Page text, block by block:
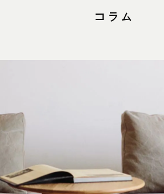
コラム